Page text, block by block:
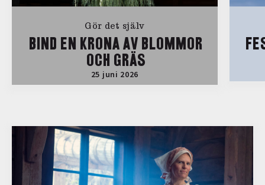
Gör det själv
BIND EN KRONA AV BLOMMOR
OCH GRÄS
25 juni 2026